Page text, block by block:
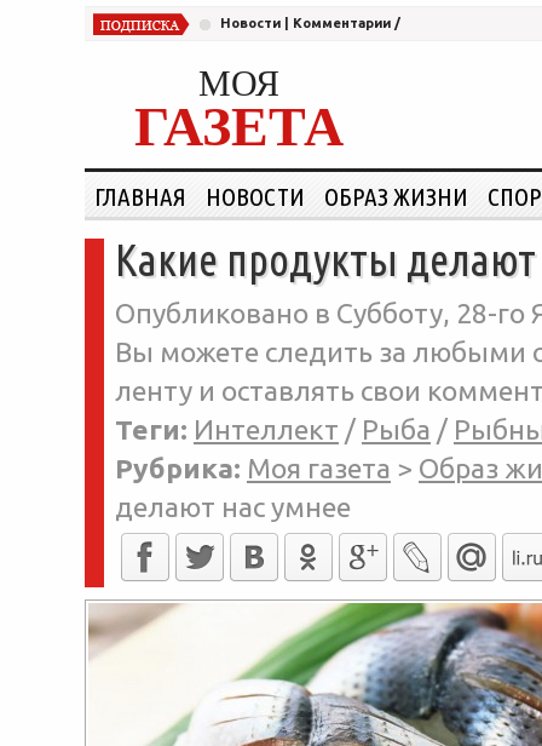
Новости Комментарии /
МОЯ
ГАЗЕТА
ГЛАВНАЯ НОВОСТИ ОБРАЗ ЖИЗНИ
Какие продукты
Опубликовано в Субботу, 28-го
Вы можете следить за любыми
ленту и оставлять свои
Теги: Интеллект / Рыба /
Рубрика: Моя газета > Образ
делают нас умнее